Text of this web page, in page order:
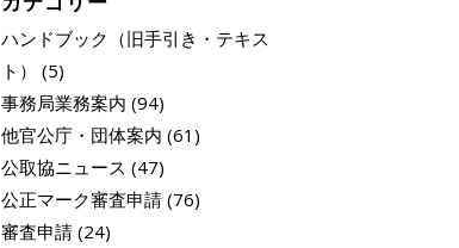
ハンドブック（旧手引き・テキス
ト）
(5)
事務局業務案内 (94)
他官公庁・団体案内 (61)
公取協ニュース (47)
公正マーク審査申請(76)
審査申請(24)